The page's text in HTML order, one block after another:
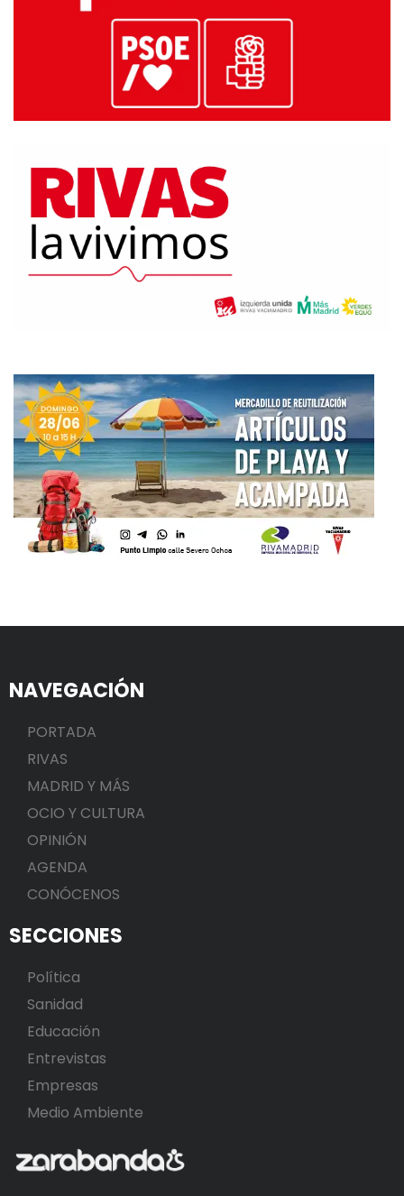
NAVEGACIÓN
PORTADA
RIVAS
MADRID Y MÁS
OCIO Y CULTURA
OPINIÓN
AGENDA
CONÓCENOS
SECCIONES
Política
Sanidad
Educación
Entrevistas
Empresas
Medio Ambiente